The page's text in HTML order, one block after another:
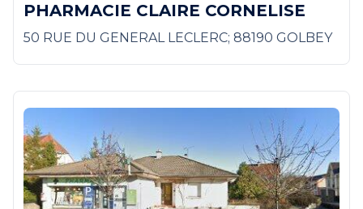
PHARMACIE CLAIRE CORNELISE
50 RUE DU GENERAL LECLERC; 88190 GOLBEY